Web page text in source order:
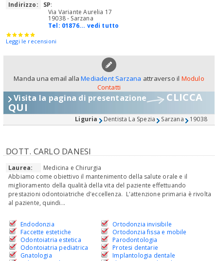
Indirizzo:
SP:
Via Variante Aurelia 17
19038 - Sarzana
Tel: 01876... vedi tutto
Leggi le recensioni
Manda una email allaMediadent Sarzana attraverso il Modulo
Contatti
Visita la pagina di presentazione CLICCA
QUI
Liguria Dentista La Spezia Sarzana 19038
DOTT. CARLO DANESI
Laurea:
Medicina e Chirurgia
Abbiamo come obiettivo il mantenimento della salute orale e il
miglioramento della qualità della vita del paziente effettuando
prestazioni odontoiatriche d'eccellenza. L'attenzione primaria è rivolta
al paziente, quindi...
Endodonzia
Faccette estetiche
Odontoiatria estetica
Odontoiatria pediatrica
Gnatologia
Ortodonzia invisibile
Ortodonzia fissa e mobile
Parodontologia
Protesi dentarie
Implantologia dentale